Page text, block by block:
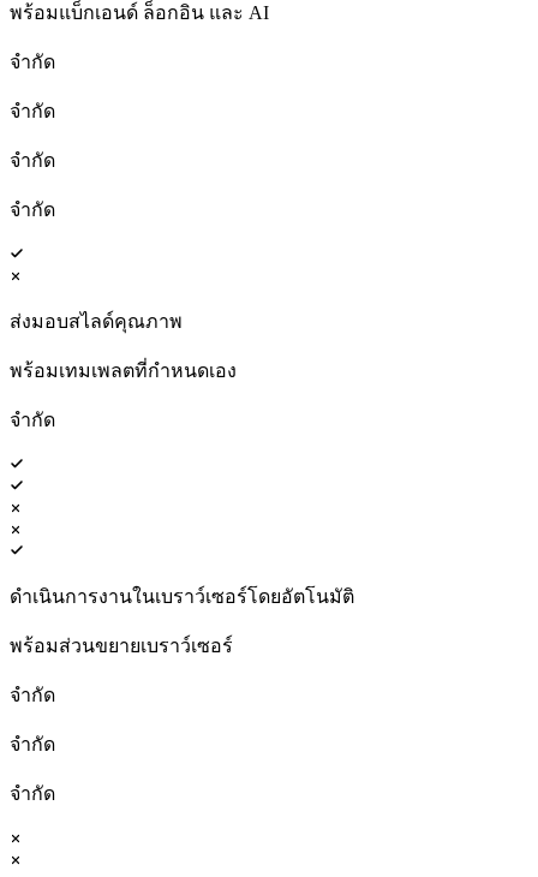
พร้อมแบ็กเอนด์ ล็อกอิน และ AI
จำกัด
จำกัด
จำกัด
จำกัด
ส่งมอบสไลด์คุณภาพ
พร้อมเทมเพลตที่กำหนดเอง
จำกัด
ดำเนินการงานในเบราว์เซอร์โดยอัตโนมัติ
พร้อมส่วนขยายเบราว์เซอร์
จำกัด
จำกัด
จำกัด